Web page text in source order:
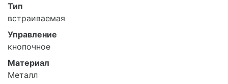
Тип
встраиваемая
Управление
кнопочное
Материал
Металл